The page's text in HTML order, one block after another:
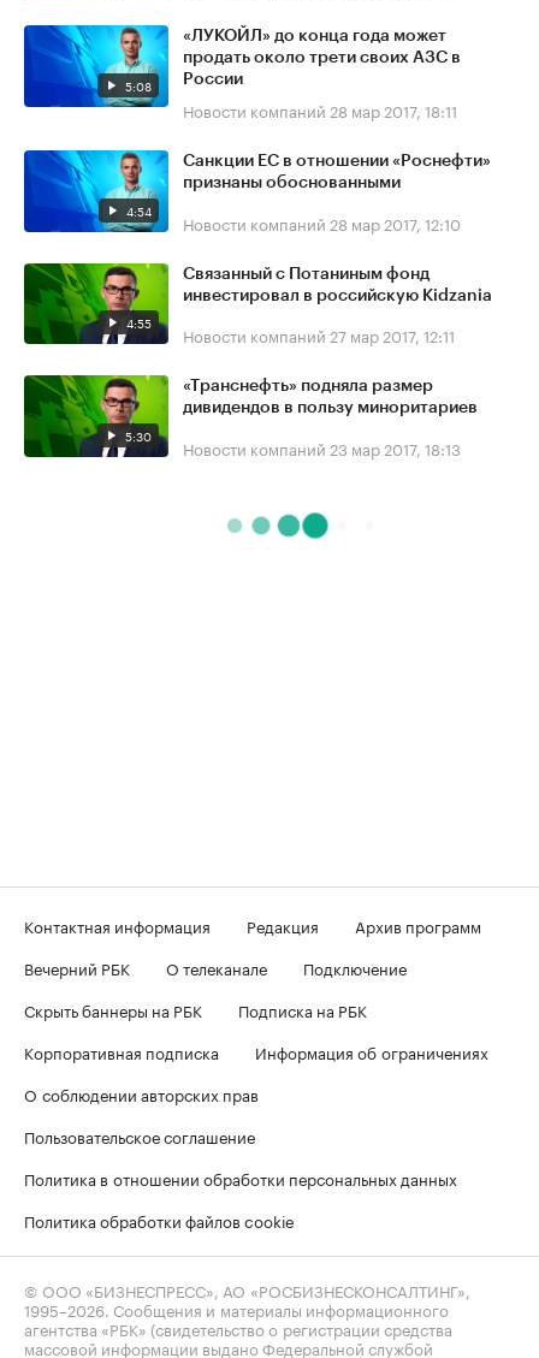
5:08
«ЛУКОЙЛ» до конца года может
продать около трети своих АЗС в
России
Новости компаний 28 мар 2017, 18:11
4:54
Санкции ЕС в отношении «Роснефти»
признаны обоснованными
Новости компаний 28 мар 2017, 12:10
4:55
Связанный с Потаниным фонд
инвестировал в российскую Kidzania
Новости компаний 27 мар 2017, 12:11
5:30
«Транснефть» подняла размер
дивидендов в пользу миноритариев
Новости компаний 23 мар 2017, 18:13
Контактная информация Редакция
Архив программ
Вечерний РБК
О телеканале
Подключение
Скрыть баннеры на РБК
Подписка на РБК
Корпоративная подписка
Информация об ограничениях
О соблюдении авторских прав
Пользовательское соглашение
Политика в отношении обработки персональных данных
Политика обработки файлов cookie
© ООО «БИЗНЕСПРЕСС», АО «РОСБИЗНЕСКОНСАЛТИНГ»,
1995–2026. Сообщения и материалы информационного
агентства «РБК» (свидетельство о регистрации средства
массовой информации выдано Федеральной службой